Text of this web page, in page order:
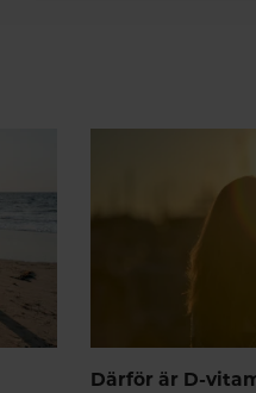
Därför är D-